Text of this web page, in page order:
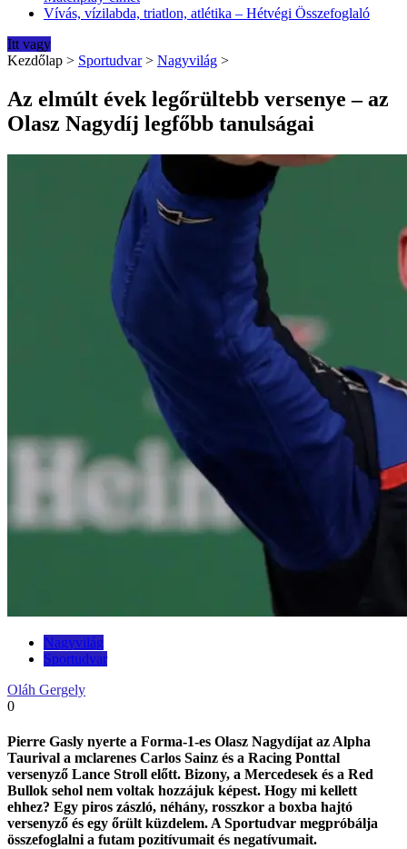
Vívás, vízilabda, triatlon, atlétika – Hétvégi Összefoglaló
Itt vagy
Kezdőlap > Sportudvar > Nagyvilág >
Az elmúlt évek legőrültebb versenye – az
Olasz Nagydíj legfőbb tanulságai
Nagyvilág
Sportudvar
Oláh Gergely
0
Pierre Gasly nyerte a Forma-1-es Olasz Nagydíjat az Alpha
Taurival a mclarenes Carlos Sainz és a Racing Ponttal
versenyző Lance Stroll előtt. Bizony, a Mercedesek és a Red
Bullok sehol nem voltak hozzájuk képest. Hogy mi kellett
ehhez? Egy piros zászló, néhány, rosszkor a boxba hajtó
versenyző és egy őrült küzdelem. A Sportudvar megpróbálja
összefoglalni a futam pozitívumait és negatívumait.